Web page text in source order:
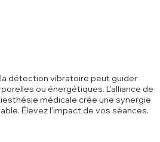
détection vibratoire peut guider
ou énergétiques. L'alliance de
médicale crée une synergie
Élevez l'impact de vos séances.